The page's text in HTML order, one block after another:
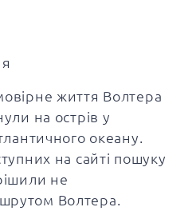
життя Волтера
на острів у
океану.
на сайті пошуку
не
Волтера.